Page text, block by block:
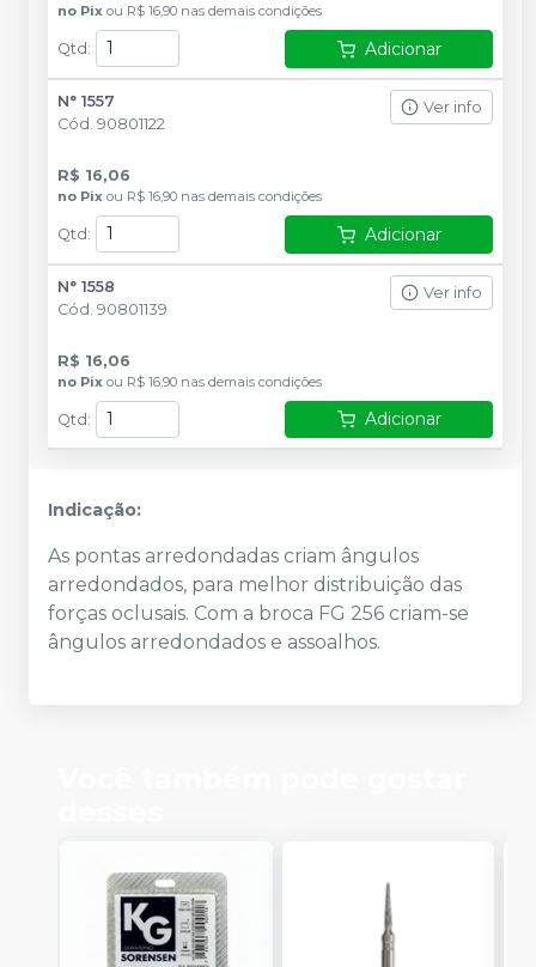
no Pix ou R$ 16,90 nas demais condições
Qtd : Adicionar
N° 1557
Cód. 90801122
Ver info
R$ 16,06
no Pix ou R$ 16,90 nas demais condições
Qtd : Adicionar
N° 1558
Cód. 90801139
Ver info
R$ 16,06
no Pix ou R$ 16,90 nas demais condições
Qtd: Adicionar
Indicação:
As pontas arredondadas criam ângulos
arredondados, para melhor distribuição das
forças oclusais. Com a broca FG 256 criam-se
ângulos arredondados e assoalhos.